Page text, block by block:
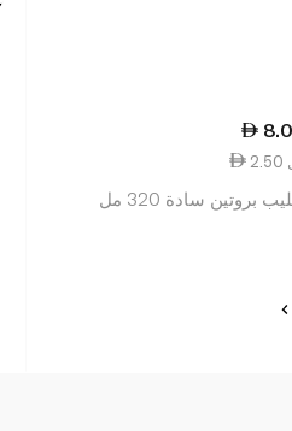
بروتين سادة 320 مل